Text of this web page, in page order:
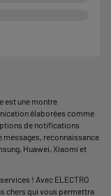
est une montre
élaborées comme
de notifications
reconnaissance
Huawei, Xiaomi et
! Avec ELECTRO
chers qui vous permettra